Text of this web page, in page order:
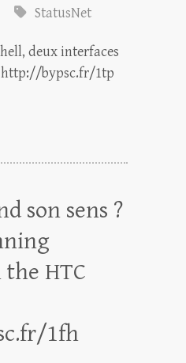
StatusNet
deux interfaces
http://bypsc.fr/1tp
son sens ?
HTC
1fh